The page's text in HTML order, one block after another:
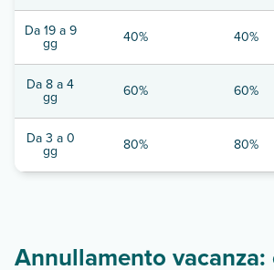
Da 19 a 9
gg 40% 40%
Da 8 a 4
gg 60% 60%
Da 3 a 0
gg 80% 80%
Annullamento vacanza: